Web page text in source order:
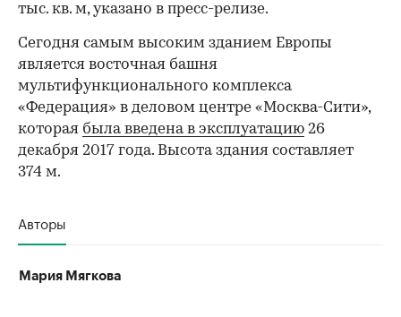
тыс. кв. м, указано в пресс-релизе.
Сегодня самым высоким зданием Европы
является восточная башня
мультифункционального комплекса
«Федерация» в деловом центре «Москва-Сити»,
которая была введена в эксплуатацию 26
декабря 2017 года. Высота здания составляет
374 м.
Авторы
Мария Мягкова